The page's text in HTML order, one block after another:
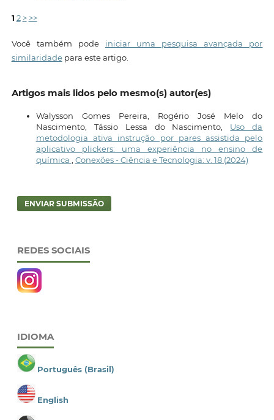
1 2 > >>
Você também pode iniciar uma pesquisa avançada por
similaridadepara este artigo.
Artigos mais lidos pelo mesmo(s) autor(es)
Walysson Gomes Pereira, Rogério José Melo do
Nascimento, Tássio Lessa do Nascimento, Uso da
metodologia ativa instrução por pares assistida pelo
aplicativo plickers: uma experiência no ensino de
química
Conexões - Ciência e Tecnologia: v. 18 (2024)
ENVIAR SUBMISSÃO
REDES SOCIAIS
IDIOMA
Português (Brasil)
English